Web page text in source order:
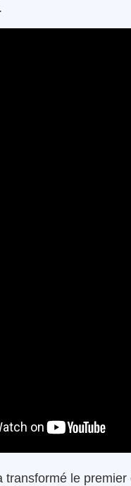
transformé le